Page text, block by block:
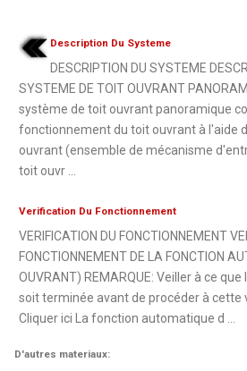
Description Du Systeme
DESCRIPTION DU SYSTEME
SYSTEME DE TOIT OUVRANT
système de toit ouvrant panoramique
fonctionnement du toit ouvrant à l'aide
ouvrant (ensemble de mécanisme
toit ouvr ...
Verification Du Fonctionnement
VERIFICATION DU FONCTIONNEMENT
FONCTIONNEMENT DE LA FONCTION
OUVRANT) REMARQUE: Veiller à ce
soit terminée avant de procéder à cette
Cliquer ici La fonction automatique d ...
D'autres materiaux: